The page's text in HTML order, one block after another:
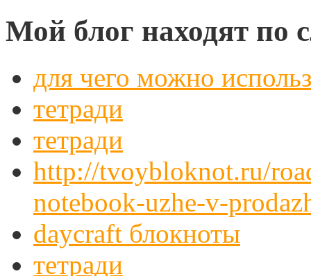
Мой блог находят по
для чего можно
тетради
тетради
http://tvoybloknot.ru/
notebook-uzhe-v-
daycraft блокноты
тетради